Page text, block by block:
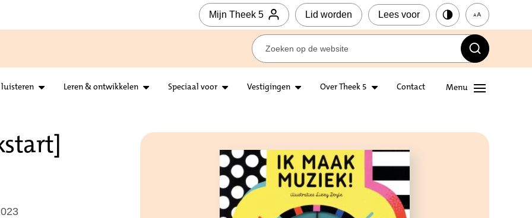
Mijn Theek 5 Lid worden Lees voor
luisteren Leren & ontwikkelen Speciaal voor Vestigingen Over Theek 5 Contact